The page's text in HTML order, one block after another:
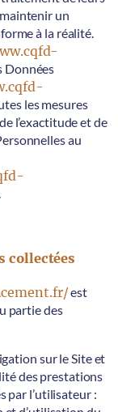
un
à la réalité.
Données
les mesures
l’exactitude et de
au
collectées
est
partie des
sur le Site et
des prestations
par l’utilisateur :